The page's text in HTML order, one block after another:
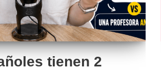
tienen 2